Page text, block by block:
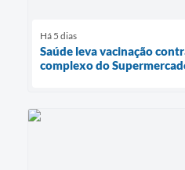
Há 5 dias
Saúde leva vacinação
complexo do